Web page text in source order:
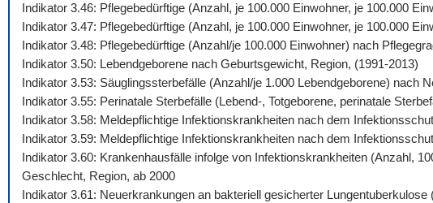
Indikator 3.46: Pflegebedürftige (Anzahl, je 100.000 Einwohner, je 100.000
Indikator 3.47: Pflegebedürftige (Anzahl, je 100.000 Einwohner, je 100.000
Indikator 3.48: Pflegebedürftige (Anzahl/je 100.000 Einwohner) nach
Indikator 3.50: Lebendgeborene nach Geburtsgewicht, Region, (1991-2013)
Indikator 3.53: Säuglingssterbefälle (Anzahl/je 1.000 Lebendgeborene) nach
Indikator 3.55: Perinatale Sterbefälle (Lebend-, Totgeborene, perinatale
Indikator 3.58: Meldepflichtige Infektionskrankheiten nach dem
Indikator 3.59: Meldepflichtige Infektionskrankheiten nach dem
Indikator 3.60: Krankenhausfälle infolge von Infektionskrankheiten (Anzahl,
Geschlecht, Region, ab 2000
Indikator 3.61: Neuerkrankungen an bakteriell gesicherter